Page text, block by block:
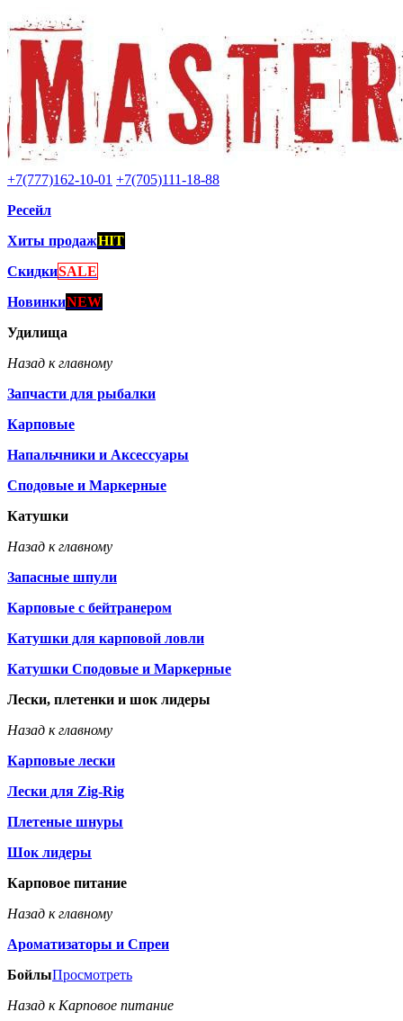
+7(777)162-10-01 +7(705)111-18-88
Ресейл
Хиты продажHIT
СкидкиSALE
НовинкиNEW
Удилища
Назад к главному
Запчасти для рыбалки
Карповые
Напальчники и Аксессуары
Сподовые и Маркерные
Катушки
Назад к главному
Запасные шпули
Карповые с бейтранером
Катушки для карповой ловли
Катушки Сподовые и Маркерные
Лески, плетенки и шок лидеры
Назад к главному
Карповые лески
Лески для Zig-Rig
Плетеные шнуры
Шок лидеры
Карповое питание
Назад к главному
Ароматизаторы и Спреи
БойлыПросмотреть
Назад к Карповое питание